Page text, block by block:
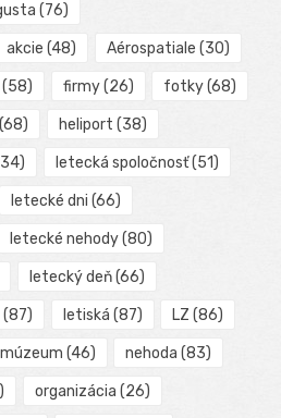
(76)
akcie (48) Aérospatiale (30)
firmy(26) fotky(68)
(68) heliport (38)
letecká spoločnosť(51)
letecké dni (66)
letecké nehody(80)
letecký deň(66)
(87) letiská (87) LZ (86)
múzeum (46) nehoda (83)
organizácia (26)